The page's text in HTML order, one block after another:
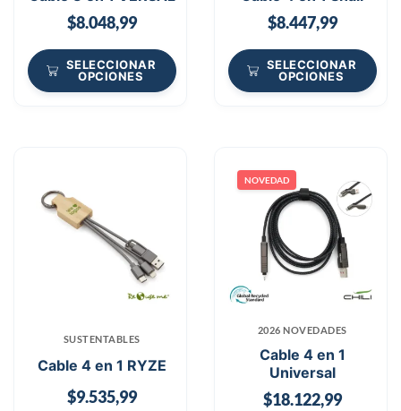
$8.048,99
SELECCIONAR
OPCIONES
$8.447,99
SELECCIONAR
OPCIONES
SUSTENTABLES
Cable 4 en 1 RYZE
$9.535,99
NOVEDAD
2026 NOVEDADES
Cable 4 en 1
Universal
$18.122,99